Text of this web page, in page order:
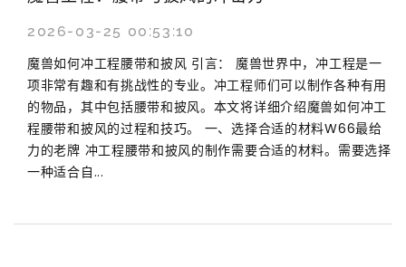
2026-03-25 00:53:10
魔兽如何冲工程腰带和披风 引言： 魔兽世界中，冲工程是一
项非常有趣和有挑战性的专业。冲工程师们可以制作各种有用
的物品，其中包括腰带和披风。本文将详细介绍魔兽如何冲工
程腰带和披风的过程和技巧。 一、选择合适的材料W66最给
力的老牌 冲工程腰带和披风的制作需要合适的材料。需要选择
一种适合自...